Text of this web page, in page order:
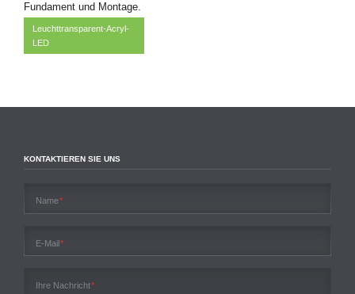
Fundament und Montage.
Leuchttransparent-Acryl-
LED
KONTAKTIEREN SIE UNS
Pflichtfeld
Name*
Pflichtfeld
E-Mail*
Pflichtfeld
Ihre Nachricht*